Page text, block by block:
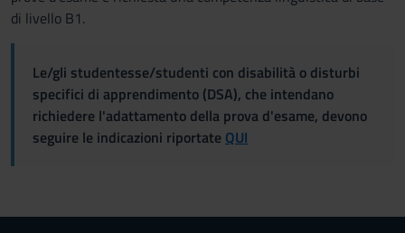
di livello B1.
Le/gli studentesse/studenti con disabilità o disturbi
specifici di apprendimento (DSA), che intendano
richiedere l'adattamento della prova d'esame, devono
seguire le indicazioni riportate QUI